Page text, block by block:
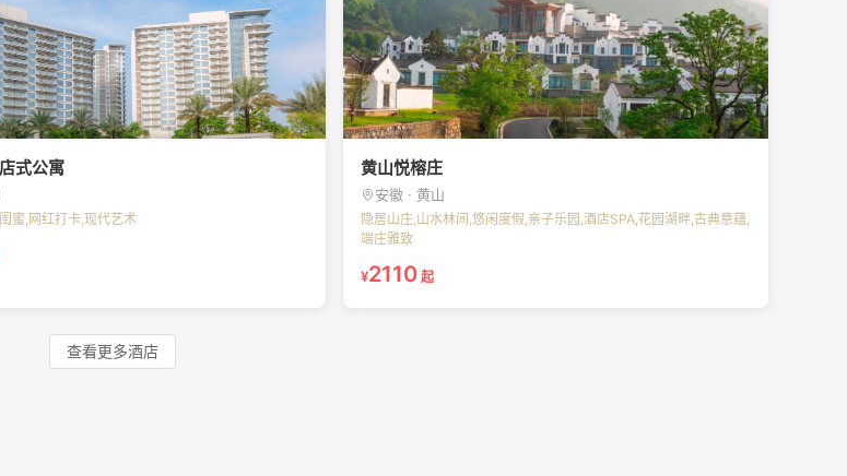
式公寓
蜜,网红打卡,现代艺术
黄山悦榕庄
安徽 · 黄山
隐居山庄,山水林间,悠闲度假,亲子乐园,酒店SPA,花园湖畔,古典意蕴,
端庄雅致
¥2110起
查看更多酒店